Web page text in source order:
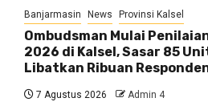
Banjarmasin News Provinsi Kalsel
Ombudsman Mulai
2026 di Kalsel, Sasar 85
Libatkan Ribuan
7 Agustus 2026 Admin 4